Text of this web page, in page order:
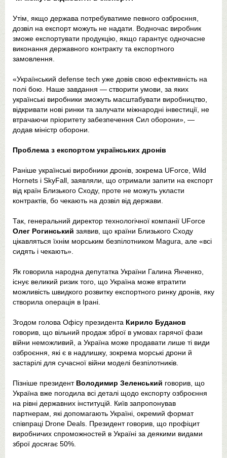
Утім, якщо держава потребуватиме певного озброєння,
дозвіл на експорт можуть не надати. Водночас виробник
зможе експортувати продукцію, якщо гарантує одночасне
виконання державного контракту та експортного
замовлення.
«Український defense tech уже довів свою ефективність на
полі бою. Наше завдання — створити умови, за яких
українські виробники зможуть масштабувати виробництво,
відкривати нові ринки та залучати міжнародні інвестиції, не
втрачаючи пріоритету забезпечення Сил оборони», —
додав міністр оборони.
Проблема з експортом українських дронів
Раніше українські виробники дронів, зокрема UForce, Wild
Hornets і SkyFall, заявляли, що отримали запити на експорт
від країн Близького Сходу, проте не можуть укласти
контрактів, бо чекають на дозвіл від держави.
Так, генеральний директор технологічної компанії UForce
Олег Рогинський заявив, що країни Близького Сходу
цікавляться їхнім морським безпілотником Magura, але «всі
сидять і чекають».
Як говорила народна депутатка України Галина Янченко,
існує великий ризик того, що Україна може втратити
можливість швидкого розвитку експортного ринку дронів, яку
створила операція в Ірані.
Згодом голова Офісу президента Кирило Буданов
говорив, що вільний продаж зброї в умовах гарячої фази
війни неможливий, а Україна може продавати лише ті види
озброєння, які є в надлишку, зокрема морські дрони й
застарілі для сучасної війни моделі безпілотників.
Пізніше президент Володимир Зеленський говорив, що
Україна вже погодила всі деталі щодо експорту озброєння
на рівні державних інституцій. Київ запропонував
партнерам, які допомагають Україні, окремий формат
співпраці Drone Deals. Президент говорив, що профіцит
виробничих спроможностей в Україні за деякими видами
зброї досягає 50%.